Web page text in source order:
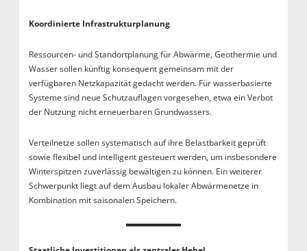
Koordinierte Infrastrukturplanung
Ressourcen- und Standortplanung für Abwärme, Geothermie und
Wasser sollen künftig konsequent gemeinsam mit der
verfügbaren Netzkapazität gedacht werden. Für wasserbasierte
Systeme sind neue Schutzauflagen vorgesehen, etwa ein Verbot
der Nutzung nicht erneuerbaren Grundwassers.
Verteilnetze sollen systematisch auf ihre Belastbarkeit geprüft
sowie flexibel und intelligent gesteuert werden, um insbesondere
Winterspitzen zuverlässig bewältigen zu können. Ein weiterer
Schwerpunkt liegt auf dem Ausbau lokaler Abwärmenetze in
Kombination mit saisonalen Speichern.